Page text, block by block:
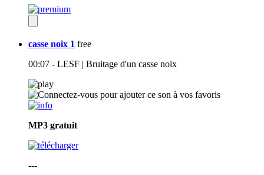
casse noix 1 free
00:07 - LESF | Bruitage d'un casse noix
MP3 gratuit
---